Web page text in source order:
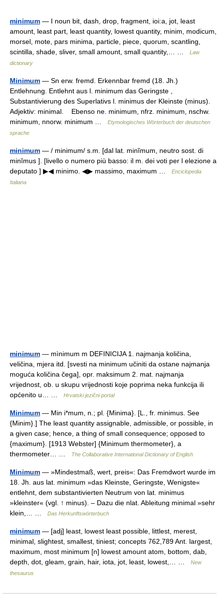
minimum — I noun bit, dash, drop, fragment, ioi:a, jot, least
amount, least part, least quantity, lowest quantity, minim, modicum,
morsel, mote, pars minima, particle, piece, quorum, scantling,
scintilla, shade, sliver, small amount, small quantity,… …
Law
dictionary
Minimum — Sn erw. fremd. Erkennbar fremd (18. Jh.)
Entlehnung. Entlehnt aus l. minimum das Geringste ,
Substantivierung des Superlativs l. minimus der Kleinste (minus).
Adjektiv: minimal. Ebenso ne. minimum, nfrz. minimum, nschw.
minimum, nnorw. minimum …
Etymologisches Wörterbuch der deutschen
sprache
minimum — / minimum/ s.m. [dal lat. minĭmum, neutro sost. di
minĭmus ]. [livello o numero più basso: il m. dei voti per l elezione a
deputato ] ▶◀ minimo. ◀▶ massimo, maximum …
Enciclopedia
Italiana
minimum — mìnimum m DEFINICIJA 1. najmanja količina,
veličina, mjera itd. [svesti na minimum učiniti da ostane najmanja
moguća količina čega], opr. maksimum 2. mat. najmanja
vrijednost, ob. u skupu vrijednosti koje poprima neka funkcija ili
općenito u… …
Hrvatski jezični portal
Minimum — Min i*mum, n.; pl. {Minima}. [L., fr. minimus. See
{Minim}.] The least quantity assignable, admissible, or possible, in
a given case; hence, a thing of small consequence; opposed to
{maximum}. [1913 Webster] {Minimum thermometer}, a
thermometer… …
The Collaborative International Dictionary of English
Minimum — »Mindestmaß, wert, preis«: Das Fremdwort wurde im
18. Jh. aus lat. minimum »das Kleinste, Geringste, Wenigste«
entlehnt, dem substantivierten Neutrum von lat. minimus
»kleinster« (vgl. ↑ minus). – Dazu die nlat. Ableitung minimal »sehr
klein,… …
Das Herkunftswörterbuch
minimum — [adj] least, lowest least possible, littlest, merest,
minimal, slightest, smallest, tiniest; concepts 762,789 Ant. largest,
maximum, most minimum [n] lowest amount atom, bottom, dab,
depth, dot, gleam, grain, hair, iota, jot, least, lowest,… …
New
thesaurus